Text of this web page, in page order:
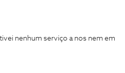
nenhum serviço a nos nem em